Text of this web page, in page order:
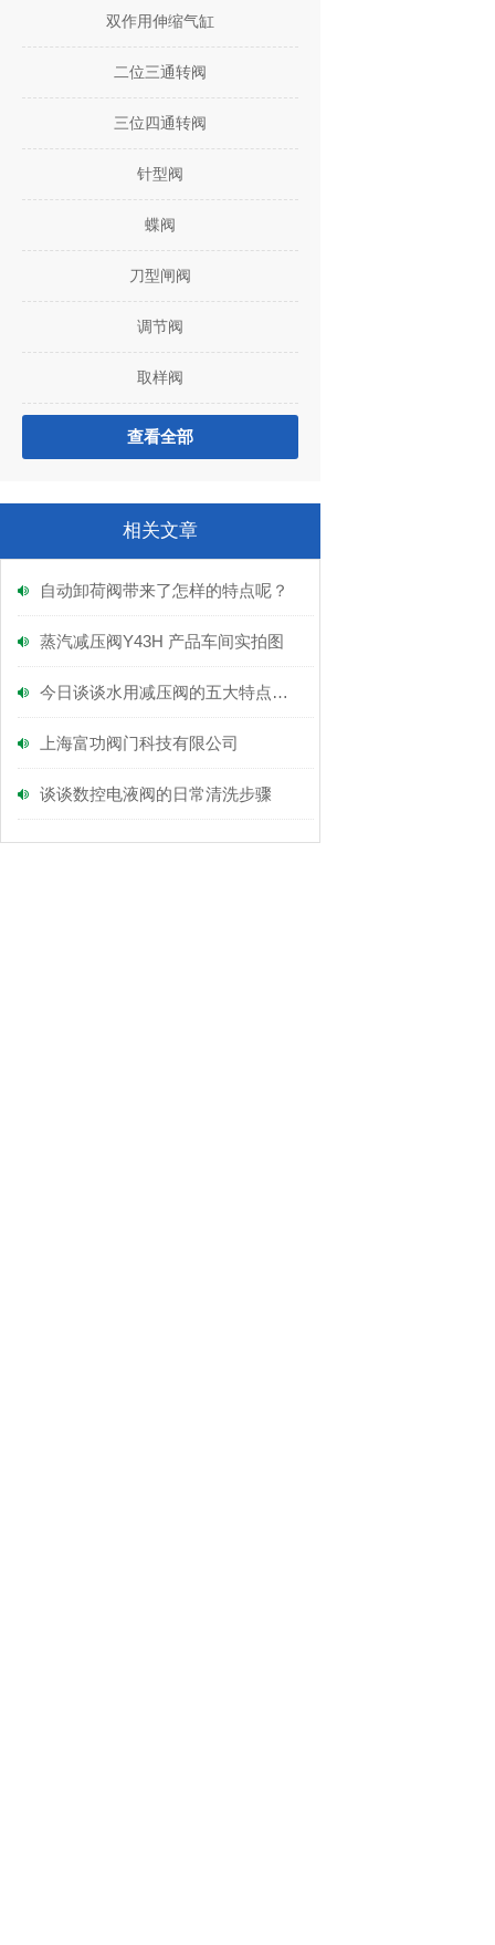
双作用伸缩气缸
二位三通转阀
三位四通转阀
针型阀
蝶阀
刀型闸阀
调节阀
取样阀
查看全部
相关文章
自动卸荷阀带来了怎样的特点呢？
蒸汽减压阀Y43H 产品车间实拍图
今日谈谈水用减压阀的五大特点是什么？
上海富功阀门科技有限公司
谈谈数控电液阀的日常清洗步骤